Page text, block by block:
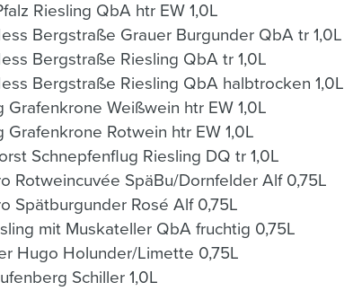
Riesling QbA htr EW 1,0L
Bergstraße Grauer Burgunder QbA tr 1,0L
Bergstraße Riesling QbA tr 1,0L
Bergstraße Riesling QbA halbtrocken 1,0L
Wissing Grafenkrone Weißwein htr EW 1,0L
Grafenkrone Rotwein htr EW 1,0L
Schnepfenflug Riesling DQ tr 1,0L
Rotweincuvée SpäBu/Dornfelder Alf 0,75L
Spätburgunder Rosé Alf 0,75L
mit Muskateller QbA fruchtig 0,75L
Hugo Holunder/Limette 0,75L
Schiller 1,0L